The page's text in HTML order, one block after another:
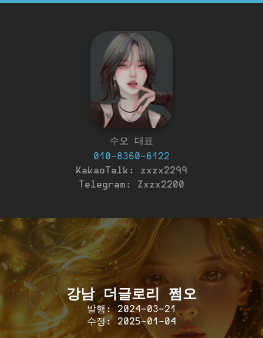
수오 대표
010-8360-6122
KakaoTalk: zxzx2299
Telegram: Zxzx2200
강남 더글로리 쩜오
발행: 2024-03-21
수정: 2025-01-04